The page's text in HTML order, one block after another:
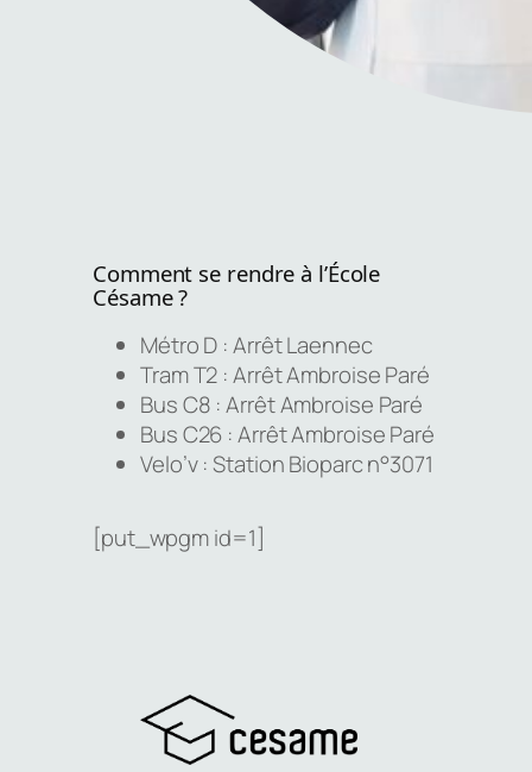
Comment se rendre à l’École
Césame ?
Métro D : Arrêt Laennec
Tram T2 : Arrêt Ambroise Paré
Bus C8 : Arrêt Ambroise Paré
Bus C26 : Arrêt Ambroise Paré
Velo’v : Station Bioparc n°3071
[put_wpgm id=1]